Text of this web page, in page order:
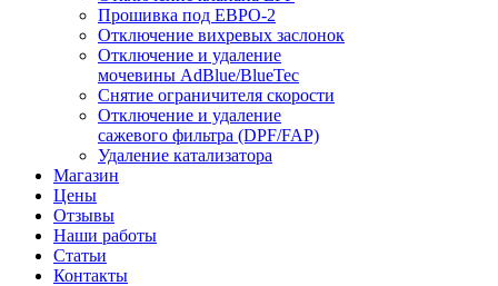
Прошивка под ЕВРО-2
Отключение вихревых заслонок
Отключение и удаление
мочевины AdBlue/BlueTec
Снятие ограничителя скорости
Отключение и удаление
сажевого фильтра (DPF/FAP)
Удаление катализатора
Магазин
Цены
Отзывы
Наши работы
Статьи
Контакты